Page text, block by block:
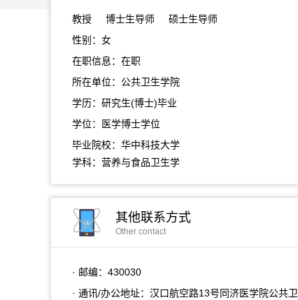
教授
博士生导师 硕士生导师
性别：女
在职信息：在职
所在单位：公共卫生学院
学历：研究生(博士)毕业
学位：医学博士学位
毕业院校：华中科技大学
学科：营养与食品卫生学
其他联系方式
Other contact
· 邮编： 430030
· 通讯/办公地址： 汉口航空路13号同济医学院公共卫